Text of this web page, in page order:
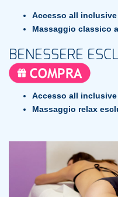
Accesso all inclusive
Massaggio classico
BENESSERE
Accesso all inclusive
Massaggio relax